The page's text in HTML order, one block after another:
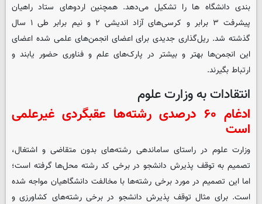
بندی دانشگاه ها را تشکیل می‌دهد. همچنین اردوهای ستاد راهیان
پیشرفت ۳ برابر و کرسی‌های آزاد اندیشی ۲ و نیم برابر طی ۱ سال
گذشته شد. ریل‌گذاری جدیدی برای اعضای انجمن‌های علمی شده اعضای
این انجمن‌ها بهتر و بیشتر در پارک‌های علم و فناوری حضور یابند و
ارتباط بگیرند.
انتقادات به وزارت علوم
ادغام ۶۰ درصدی رشته‌ها عقبگردی غیرعلمی
است
وزارت علوم در راستای ساماندهی رشته‌های بدون متقاضی و اشتغال،
تصمیم به توقف پذیرش دانشجو در برخی کد رشته محل‌ها گرفته است؛
اما این تصمیم در مورد برخی رشته‌ها با مخالفت دانشگاهیان مواجه شده
است. برای مثال توقف پذیرش دانشجو در برخی رشته‌های کشاورزی و